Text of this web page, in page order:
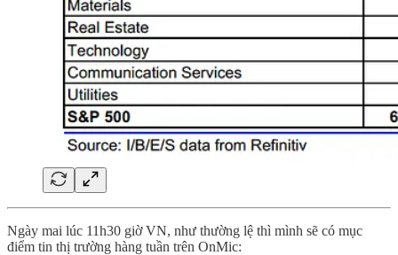
Ngày mai lúc 11h30 giờ VN, như thường lệ thì mình sẽ có mục
điểm tin thị trường hàng tuần trên OnMic: